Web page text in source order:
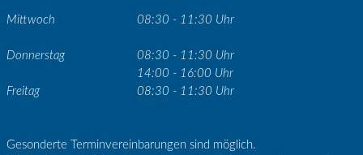
Mittwoch 08:30 - 11:30 Uhr
Donnerstag
08:30 - 11:30 Uhr
14:00 - 16:00 Uhr
Freitag
08:30 - 11:30 Uhr
Gesonderte Terminvereinbarungen sind möglich.